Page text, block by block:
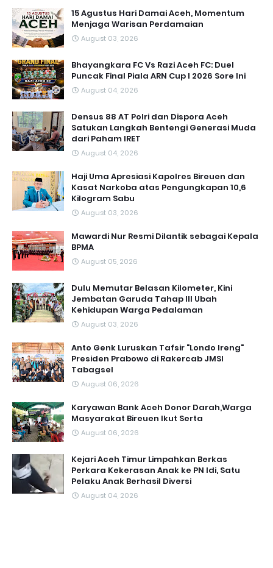
15 Agustus Hari Damai Aceh, Momentum
Menjaga Warisan Perdamaian
August 03, 2026
Bhayangkara FC Vs Razi Aceh FC: Duel
Puncak Final Piala ARN Cup I 2026 Sore Ini
August 04, 2026
Densus 88 AT Polri dan Dispora Aceh
Satukan Langkah Bentengi Generasi Muda
dari Paham IRET
August 04, 2026
Haji Uma Apresiasi Kapolres Bireuen dan
Kasat Narkoba atas Pengungkapan 10,6
Kilogram Sabu
August 03, 2026
Mawardi Nur Resmi Dilantik sebagai Kepala
BPMA
August 05, 2026
Dulu Memutar Belasan Kilometer, Kini
Jembatan Garuda Tahap III Ubah
Kehidupan Warga Pedalaman ‎
August 03, 2026
Anto Genk Luruskan Tafsir "Londo Ireng"
Presiden Prabowo di Rakercab JMSI
Tabagsel
August 06, 2026
Karyawan Bank Aceh Donor Darah,Warga
Masyarakat Bireuen Ikut Serta
August 06, 2026
Kejari Aceh Timur Limpahkan Berkas
Perkara Kekerasan Anak ke PN Idi, Satu
Pelaku Anak Berhasil Diversi
August 04, 2026